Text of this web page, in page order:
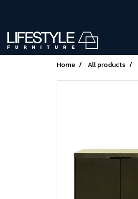
Home All products